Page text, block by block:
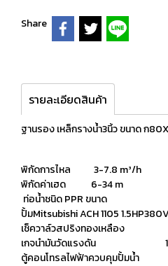
Share
รายละเอียดสินค้า
ฐานรอง เหล็กรางน้ำ3นิ้ว ขนาด ก
พิกัดการไหล 3-7.8 m³/h
พิกัดค่าเฮด 6-34 m
ท่อน้ำชนิด PPR ขนาด
ปั้มMitsubishi ACH 1105
เช็ควาล์วสปริงทองเหลือง
เกจนำมันวัดแรงดัน 1
ตู้คอนโทรลไฟฟ้าควบคุมปั้มน้ำ